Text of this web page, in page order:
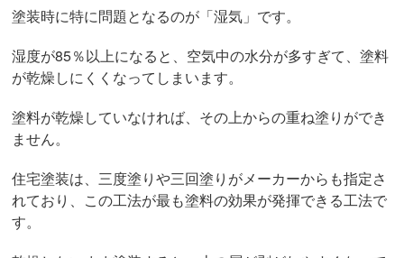
塗装時に特に問題となるのが「湿気」です。
湿度が85％以上になると、空気中の水分が多すぎて、塗料
が乾燥しにくくなってしまいます。
塗料が乾燥していなければ、その上からの重ね塗りができ
ません。
住宅塗装は、三度塗りや三回塗りがメーカーからも指定さ
れており、この工法が最も塗料の効果が発揮できる工法で
す。